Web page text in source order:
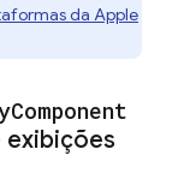
da Apple
Component
exibições